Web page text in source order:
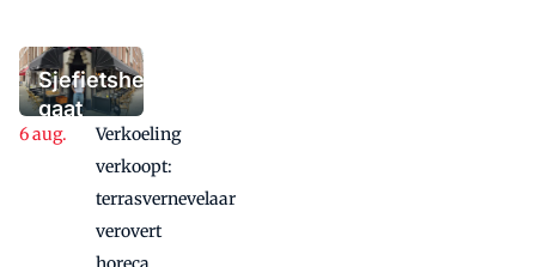
moet bieden:
'Iedere dag een
waaaaaanzinnige
aanbieding'
Sjefietshe
gaat
vanwege
succes
maandje
Verkoeling
verkoopt:
terrasvernevelaar
verovert